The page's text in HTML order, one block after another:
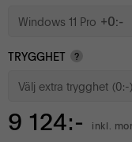
Windows 11 Pro +0:-
TRYGGHET ?
Välj extra trygghet (0:-)
9 124:- inkl.